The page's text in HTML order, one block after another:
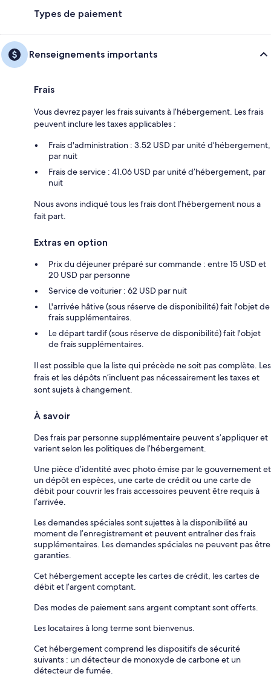
Types de paiement
Renseignements importants
Frais
Vous devrez payer les frais suivants à l’hébergement. Les frais
peuvent inclure les taxes applicables :
Frais d'administration : 3.52 USD par unité d’hébergement,
par nuit
Frais de service : 41.06 USD par unité d’hébergement, par
nuit
Nous avons indiqué tous les frais dont l’hébergement nous a
fait part.
Extras en option
Prix du déjeuner préparé sur commande : entre 15 USD et
20 USD par personne
Service de voiturier : 62 USD par nuit
L'arrivée hâtive (sous réserve de disponibilité) fait l'objet de
frais supplémentaires.
Le départ tardif (sous réserve de disponibilité) fait l'objet
de frais supplémentaires.
Il est possible que la liste qui précède ne soit pas complète. Les
frais et les dépôts n’incluent pas nécessairement les taxes et
sont sujets à changement.
À savoir
Des frais par personne supplémentaire peuvent s’appliquer et
varient selon les politiques de l’hébergement.
Une pièce d’identité avec photo émise par le gouvernement et
un dépôt en espèces, une carte de crédit ou une carte de
débit pour couvrir les frais accessoires peuvent être requis à
l’arrivée.
Les demandes spéciales sont sujettes à la disponibilité au
moment de l’enregistrement et peuvent entraîner des frais
supplémentaires. Les demandes spéciales ne peuvent pas être
garanties.
Cet hébergement accepte les cartes de crédit, les cartes de
débit et l’argent comptant.
Des modes de paiement sans argent comptant sont offerts.
Les locataires à long terme sont bienvenus.
Cet hébergement comprend les dispositifs de sécurité
suivants : un détecteur de monoxyde de carbone et un
détecteur de fumée.